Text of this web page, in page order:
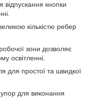
відпускання кнопки
кількістю ребер
зони дозволяє
освітленні.
для простої та швидкої
для виконання